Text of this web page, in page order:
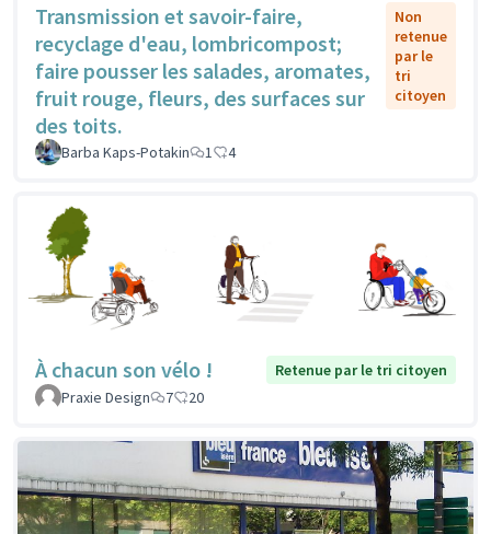
Transmission et savoir-faire,
recyclage d'eau, lombricompost;
faire pousser les salades, aromates,
fruit rouge, fleurs, des surfaces sur
des toits.
Non
retenue
par le
tri
citoyen
Barba Kaps-Potakin 1 4
À chacun son vélo !
Retenue par le tri citoyen
Praxie Design
7 20